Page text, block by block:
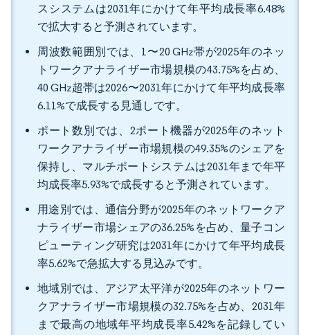
スシステムは2031年にかけて年平均成長率6.48%
で拡大すると予測されています。
周波数範囲別では、1〜20 GHz帯が2025年のネッ
トワークアナライザー市場規模の43.75%を占め、
40 GHz超帯は2026〜2031年にかけて年平均成長率
6.11%で成長する見通しです。
ポート数別では、2ポート機器が2025年のネット
ワークアナライザー市場規模の49.35%のシェアを
保持し、マルチポートシステムは2031年まで年平
均成長率5.93%で成長すると予測されています。
用途別では、通信分野が2025年のネットワークア
ナライザー市場シェアの36.25%を占め、量子コン
ピューティング研究は2031年にかけて年平均成長
率5.62%で急拡大する見込みです。
地域別では、アジア太平洋が2025年のネットワー
クアナライザー市場規模の32.75%を占め、2031年
まで最高の地域年平均成長率5.42%を記録してい